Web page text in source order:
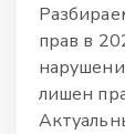
прав в
лишен